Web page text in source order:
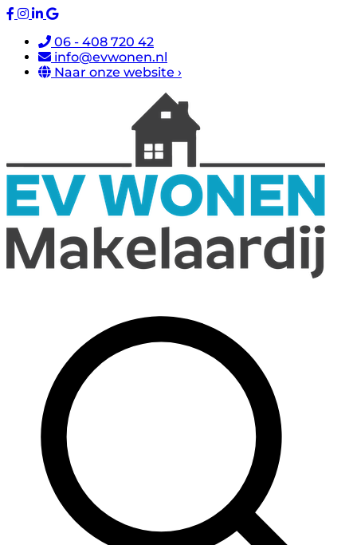
06 - 408 720 42
info@evwonen.nl
Naar onze website ›